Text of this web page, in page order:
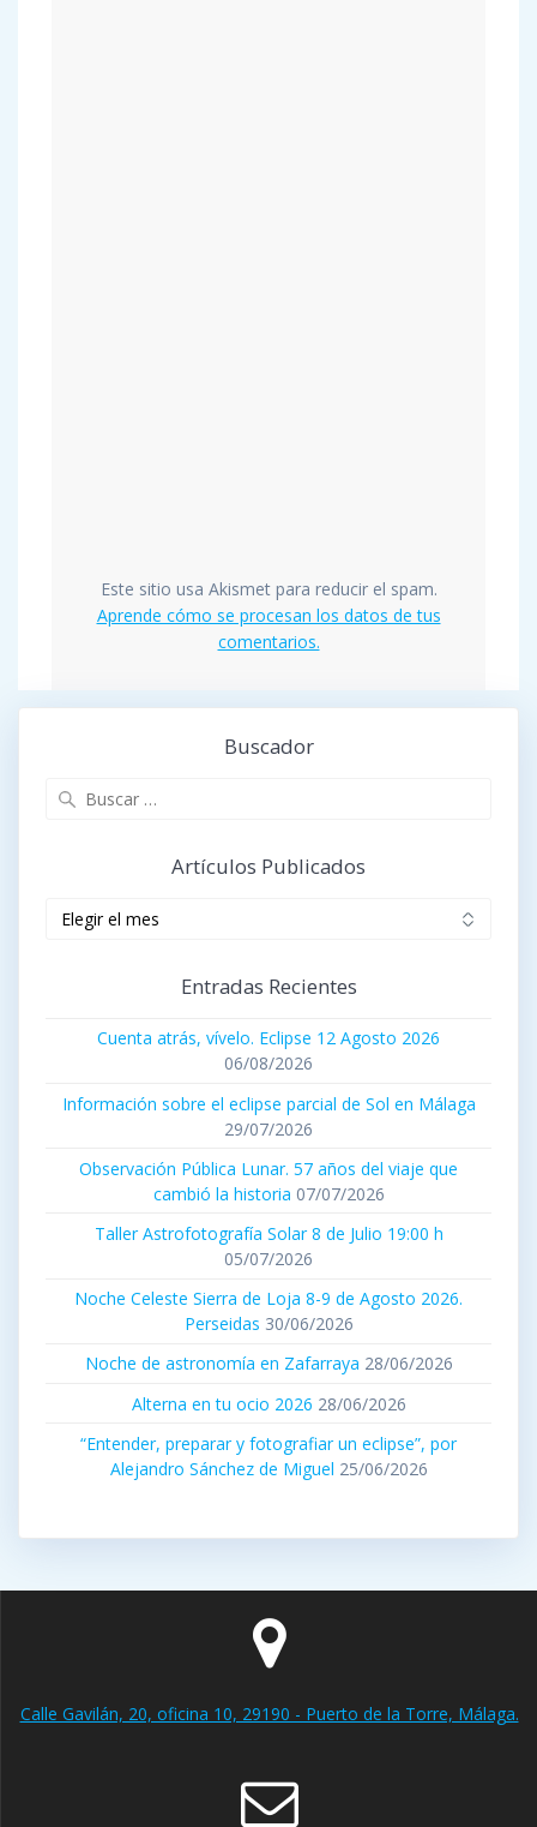
Este sitio usa Akismet para reducir el spam.
Aprende cómo se procesan los datos de tus
comentarios.
Buscador
Artículos Publicados
Entradas Recientes
Cuenta atrás, vívelo. Eclipse 12 Agosto 2026
06/08/2026
Información sobre el eclipse parcial de Sol en Málaga
29/07/2026
Observación Pública Lunar. 57 años del viaje que
cambió la historia 07/07/2026
Taller Astrofotografía Solar 8 de Julio 19:00 h
05/07/2026
Noche Celeste Sierra de Loja 8-9 de Agosto 2026.
Perseidas 30/06/2026
Noche de astronomía en Zafarraya 28/06/2026
Alterna en tu ocio 2026 28/06/2026
“Entender, preparar y fotografiar un eclipse”, por
Alejandro Sánchez de Miguel 25/06/2026
Calle Gavilán, 20, oficina 10, 29190 - Puerto de la Torre, Málaga.